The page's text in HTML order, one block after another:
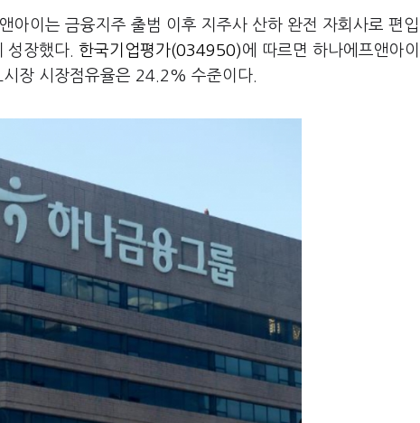
아이는 금융지주 출범 이후 지주사 산하 완전 자회사로 편
성장했다. 한국기업평가(034950)에 따르면 하나에프앤아
장 시장점유율은 24.2% 수준이다.